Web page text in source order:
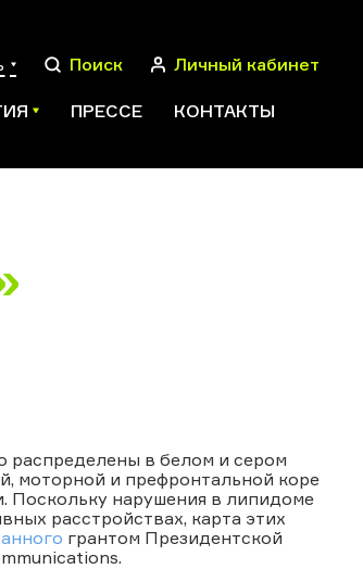
Поиск Личный кабинет
ПРЕССЕ КОНТАКТЫ
распределены в белом и сером
моторной и префронтальной коре
Поскольку нарушения в липидоме
расстройствах, карта этих
грантом Президентской